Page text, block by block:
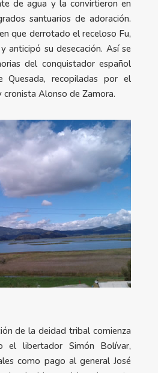
de agua y la convirtieron en
santuarios de adoración.
que derrotado el receloso Fu,
anticipó su desecación. Así se
del conquistador español
Quesada, recopiladas por el
Alonso de Zamora.
de la deidad tribal comienza
el libertador Simón Bolívar,
como pago al general José